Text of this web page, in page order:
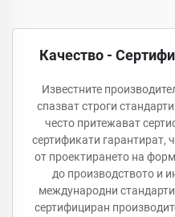
Качество -
Известните
спазват строги
често притежават
сертификати гарантират,
от проектирането на
до производството и
международни
сертифициран